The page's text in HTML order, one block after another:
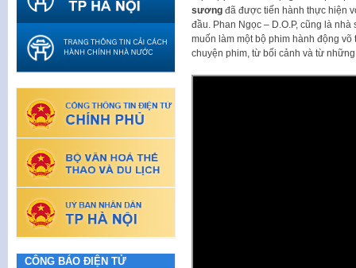
sươngđã được tiến hành thực hiện
đầu. Phan Ngọc – D.O.P, cũng là
muốn làm một bộ phim hành động
chuyện phim, từ bối cảnh và từ
CÔNG BÁO ĐIỆN TỬ